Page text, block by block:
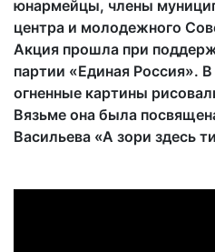
юнармейцы, члены
центра и молодежного
Акция прошла при
партии «Единая Россия».
огненные картины
Вязьме она была
Васильева «А зори здесь